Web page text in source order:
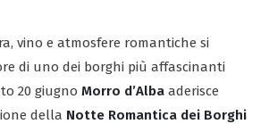
vino e atmosfere romantiche si
di uno dei borghi più affascinanti
20 giugno Morro d’Alba aderisce
della Notte Romantica dei Borghi